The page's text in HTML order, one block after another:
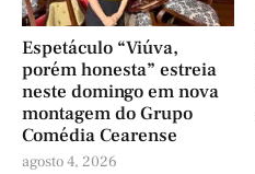
Espetáculo “Viúva,
porém honesta” estreia
neste domingo em nova
montagem do Grupo
Comédia Cearense
agosto 4, 2026